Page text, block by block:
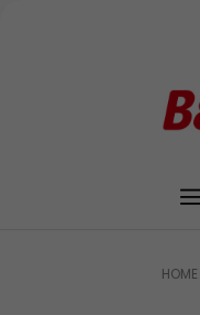
HOME